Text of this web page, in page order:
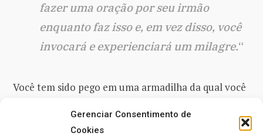
Gerenciar Consentimento de
Cookies
fazer uma oração por seu irmão
enquanto faz isso e, em vez disso, você
invocará e experienciará um milagre.“
Você tem sido pego em uma armadilha da qual você
vieram com você e nunca saíram do seu lado. Cada